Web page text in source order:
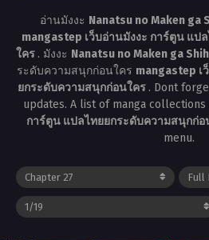
อ่านมังงะ Nanatsu no Maken ga
mangastep เว็บอ่านมังงะ การ์ตูน แ
ใคร . มังงะ Nanatsu no Maken ga
ระดับความสนุกก่อนใคร mangastep เ
ยกระดับความสนุกก่อนใคร . Dont
updates. A list of manga collections
การ์ตูน แปลไทยยกระดับความสนุกก่อ
menu.